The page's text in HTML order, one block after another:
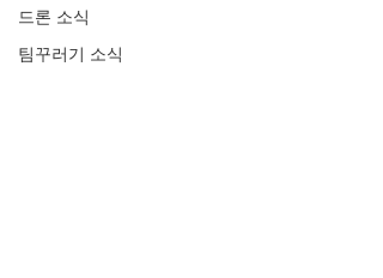
드론 소식
팀꾸러기 소식